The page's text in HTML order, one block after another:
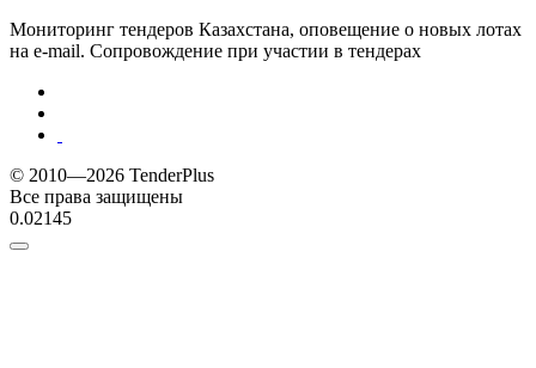
Мониторинг тендеров Казахстана, оповещение о новых лотах
на e-mail. Сопровождение при участии в тендерах
© 2010—2026 TenderPlus
Все права защищены
0.02145